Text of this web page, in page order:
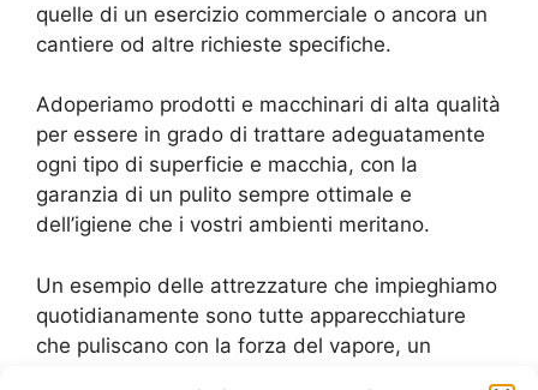
quelle di un esercizio commerciale o ancora un
cantiere od altre richieste specifiche.
Adoperiamo prodotti e macchinari di alta qualità
per essere in grado di trattare adeguatamente
ogni tipo di superficie e macchia, con la
garanzia di un pulito sempre ottimale e
dell’igiene che i vostri ambienti meritano.
Un esempio delle attrezzature che impieghiamo
quotidianamente sono tutte apparecchiature
che puliscano con la forza del vapore, un